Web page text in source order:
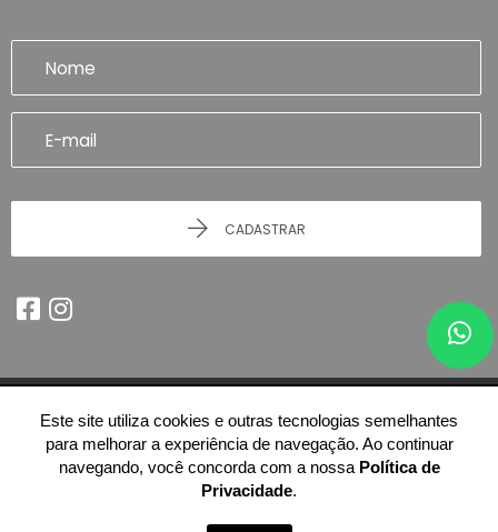
CADASTRAR
© 2026 - Imobiliária Artefatto Imóveis - Franca/SP -51.614.978/0001-84
-Todos os Direitos Reservados.
Este site utiliza cookies e outras tecnologias semelhantes
para melhorar a experiência de navegação. Ao continuar
navegando, você concorda com a nossa Política de
Privacidade.